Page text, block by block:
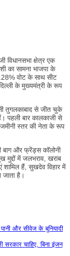
विधानसभा क्षेत्र एक
का सामना भाजपा के
वोट के साथ सीट
के मुख्यमंत्री के रूप
तुगलकाबाद से जीत चुके
पहली बार कालकाजी से
स्तर की नेता के रूप
बाग और फ्रेंड्स कॉलोनी
मुद्दों में जलभराव, खराब
शामिल हैं, सुखदेव विहार में
है।
और सीवेज के बुनियादी
चाहिए, बिना इंजन